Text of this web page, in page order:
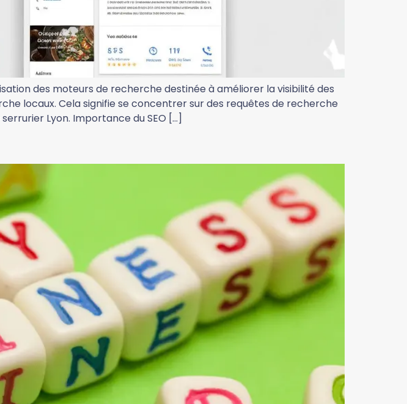
des moteurs de recherche destinée à améliorer la visibilité des
locaux. Cela signifie se concentrer sur des requêtes de recherche
Lyon. Importance du SEO […]